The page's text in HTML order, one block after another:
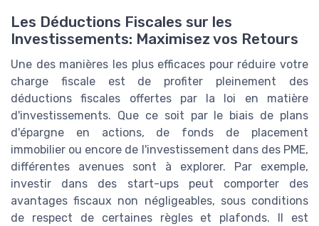
Les Déductions Fiscales sur les
Investissements: Maximisez vos Retours
Une des manières les plus efficaces pour réduire votre
charge fiscale est de profiter pleinement des
déductions fiscales offertes par la loi en matière
d'investissements. Que ce soit par le biais de plans
d'épargne en actions, de fonds de placement
immobilier ou encore de l'investissement dans des PME,
différentes avenues sont à explorer. Par exemple,
investir dans des start-ups peut comporter des
avantages fiscaux non négligeables, sous conditions
de respect de certaines règles et plafonds. Il est